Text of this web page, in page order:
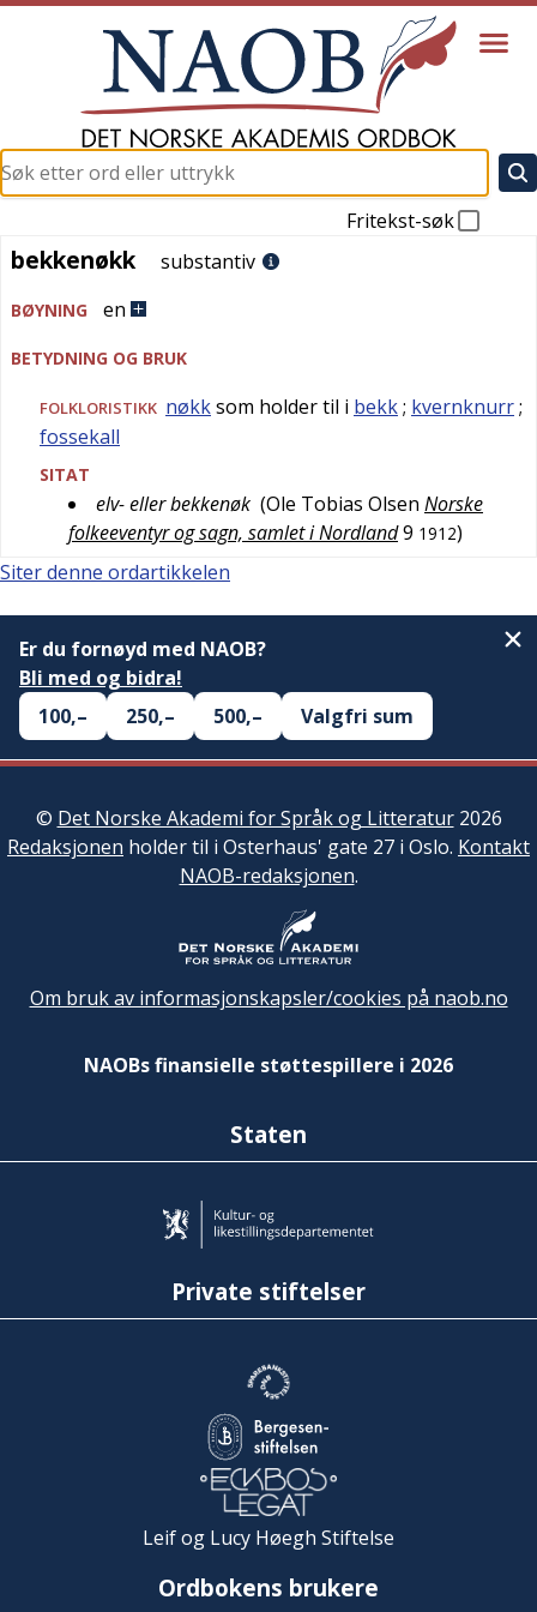
Fritekst-søk
bekkenøkk
bekkenøkk substantiv
BØYNING en
BETYDNING OG BRUK
FOLKLORISTIKK nøkksom holder til i bekk; kvernknurr;
fossekall
SITAT
elv- eller bekkenøk (Ole Tobias Olsen Norske
folkeeventyr og sagn, samlet i Nordland9 1912)
Siter denne ordartikkelen
Er du fornøyd med NAOB?
Bli med og bidra!
100,–
250,– 500,– Valgfri sum
© Det Norske Akademi for Språk og Litteratur2026
Redaksjonen holder til i Osterhaus' gate 27 i Oslo. Kontakt
NAOB-redaksjonen.
Om bruk av informasjonskapsler/cookies på naob.no
NAOBs finansielle støttespillere i 2026
Staten
Private stiftelser
Leif og Lucy Høegh Stiftelse
Ordbokens brukere